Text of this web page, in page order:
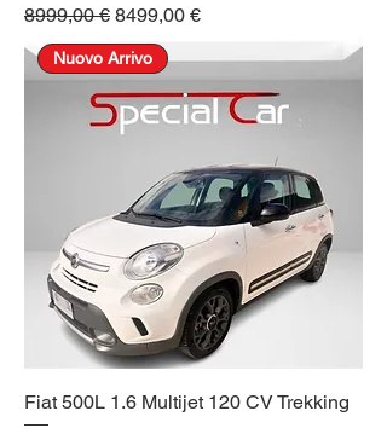
Prezzo regolare
8999,00 € Prezzo scontato
8499,00 €
Nuovo Arrivo
Fiat 500L 1.6 Multijet 120 CV Trekking